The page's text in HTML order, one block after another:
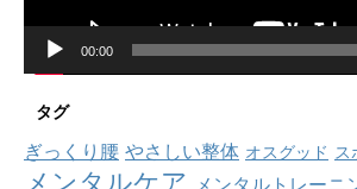
00:00
タグ
ぎっくり腰 やさしい整体 オスグッド ス
メンタルケア